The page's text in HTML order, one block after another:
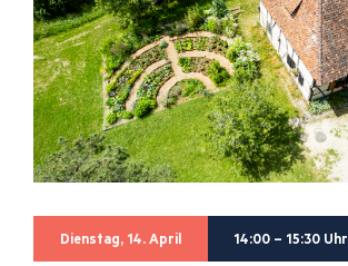
Dienstag, 14. April 14:00 – 15:30 Uhr